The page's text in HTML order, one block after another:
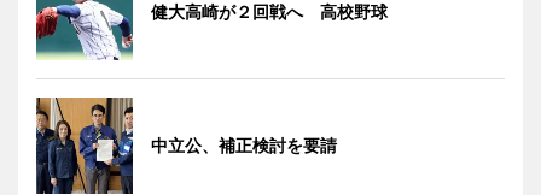
健大高崎が２回戦へ 高校野球
中立公、補正検討を要請